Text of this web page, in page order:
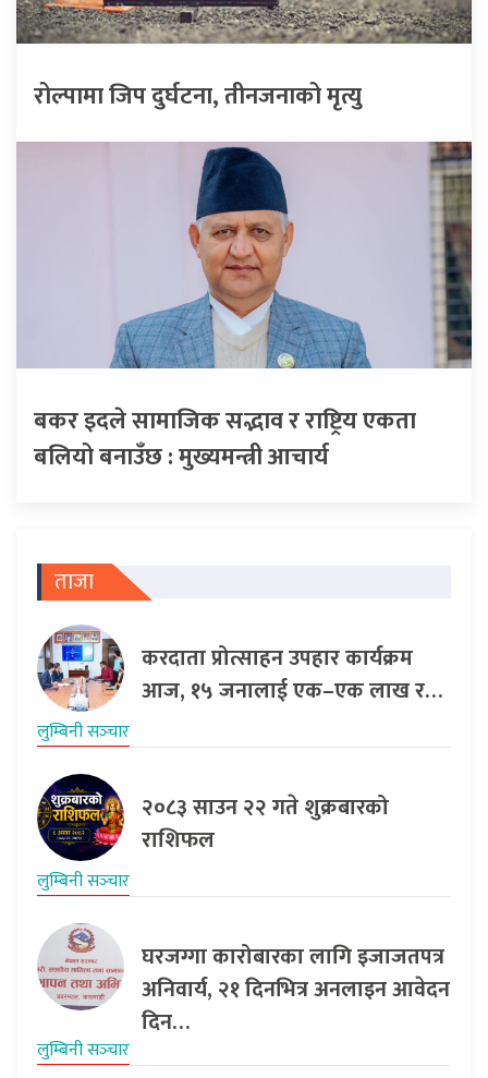
रोल्पामा जिप दुर्घटना, तीनजनाको मृत्यु
बकर इदले सामाजिक सद्भाव र राष्ट्रिय एकता
बलियो बनाउँछ : मुख्यमन्त्री आचार्य
ताजा
करदाता प्रोत्साहन उपहार कार्यक्रम
आज, १५ जनालाई एक–एक लाख र…
लुम्बिनी सञ्‍चार
२०८३ साउन २२ गते शुक्रबारको
राशिफल
लुम्बिनी सञ्‍चार
घरजग्गा कारोबारका लागि इजाजतपत्र
अनिवार्य, २१ दिनभित्र अनलाइन आवेदन
दिन…
लुम्बिनी सञ्‍चार